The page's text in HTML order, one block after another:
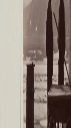
Клуб